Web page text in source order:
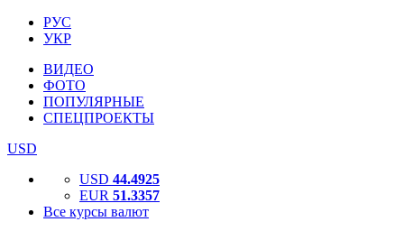
РУС
УКР
ВИДЕО
ФОТО
ПОПУЛЯРНЫЕ
СПЕЦПРОЕКТЫ
USD
USD 44.4925
EUR 51.3357
Все курсы валют